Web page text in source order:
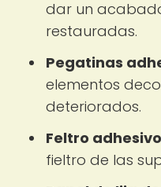
dar un
restauradas.
Pegatinas
elementos
deteriorados.
Feltro
fieltro de las